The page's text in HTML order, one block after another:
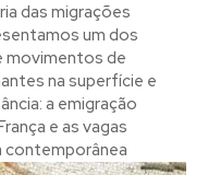
das migrações
um dos
movimentos de
na superfície e
a emigração
e as vagas
contemporânea